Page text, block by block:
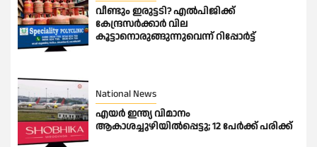
വീണ്ടും ഇരുട്ടടി? എല്‍പിജിക്ക്
കേന്ദ്രസർക്കാർ വില
കൂട്ടാനൊരുങ്ങുന്നുവെന്ന് റിപ്പോർട്ട്
National News
എയർ ഇന്ത്യ വിമാനം
ആകാശച്ചുഴിയിൽപ്പെട്ടു; 12 പേർക്ക് പരിക്ക്